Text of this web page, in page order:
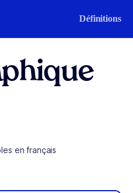
Définitions
en français